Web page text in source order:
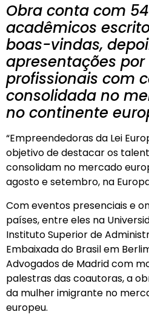
Obra conta com
acadêmicos
boas-vindas,
apresentações
profissionais com
consolidada no
no continente
“Empreendedoras da Lei
objetivo de destacar os
consolidam no mercado
agosto e setembro, na
Com eventos presenciais e
países, entre eles na
Instituto Superior de
Embaixada do Brasil em
Advogados de Madrid com
palestras das coautoras, a
da mulher imigrante no
europeu.